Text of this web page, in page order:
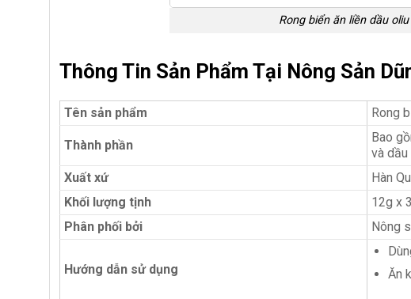
Rong biển ăn liền dầu
Thông Tin Sản Phẩm Tại Nông Sản
Tên sản phẩm Rong
Thành phần
Bao
và dầu
Xuất xứ
Hàn
Khối lượng tịnh
12g x
Phân phối bởi
Nông
Hướng dẫn sử dụng
Ăn